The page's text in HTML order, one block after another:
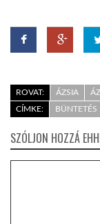
ROVAT: ÁZSIA
CÍMKE:
BÜNTETÉS
SZÓLJON HOZZÁ